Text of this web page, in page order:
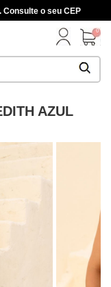
o seu CEP
0
AZUL